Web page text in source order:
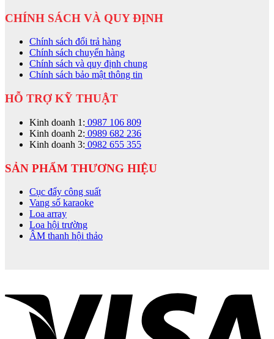
CHÍNH SÁCH VÀ QUY ĐỊNH
Chính sách đổi trả hàng
Chính sách chuyển hàng
Chính sách và quy định chung
Chính sách bảo mật thông tin
HỖ TRỢ KỸ THUẬT
Kinh doanh 1: 0987 106 809
Kinh doanh 2: 0989 682 236
Kinh doanh 3: 0982 655 355
SẢN PHẨM THƯƠNG HIỆU
Cục đẩy công suất
Vang số karaoke
Loa array
Loa hội trường
ÂM thanh hội thảo